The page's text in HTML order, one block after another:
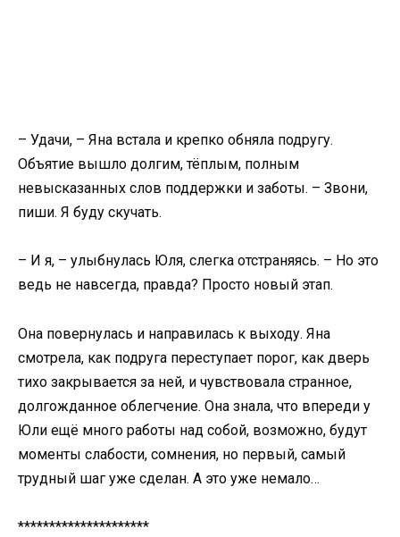
– Удачи, – Яна встала и крепко обняла подругу.
Объятие вышло долгим, тёплым, полным
невысказанных слов поддержки и заботы. – Звони,
пиши. Я буду скучать.
– И я, – улыбнулась Юля, слегка отстраняясь. – Но это
ведь не навсегда, правда? Просто новый этап.
Она повернулась и направилась к выходу. Яна
смотрела, как подруга переступает порог, как дверь
тихо закрывается за ней, и чувствовала странное,
долгожданное облегчение. Она знала, что впереди у
Юли ещё много работы над собой, возможно, будут
моменты слабости, сомнения, но первый, самый
трудный шаг уже сделан. А это уже немало…
*********************